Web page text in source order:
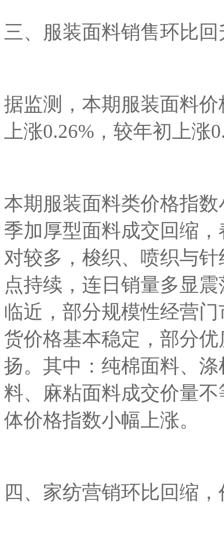
三、服装面料销售环比
据监测，本期服装面料
上涨0.26%，较年初上涨
本期服装面料类价格指
季加厚型面料成交回缩
对较多，梭织、喷织与
点持续，连日销量多显
临近，部分规模性经营
货价格基本稳定，部分
扬。其中：纯棉面料、
料、麻粘面料成交价量
体价格指数小幅上涨。
四、家纺营销环比回缩